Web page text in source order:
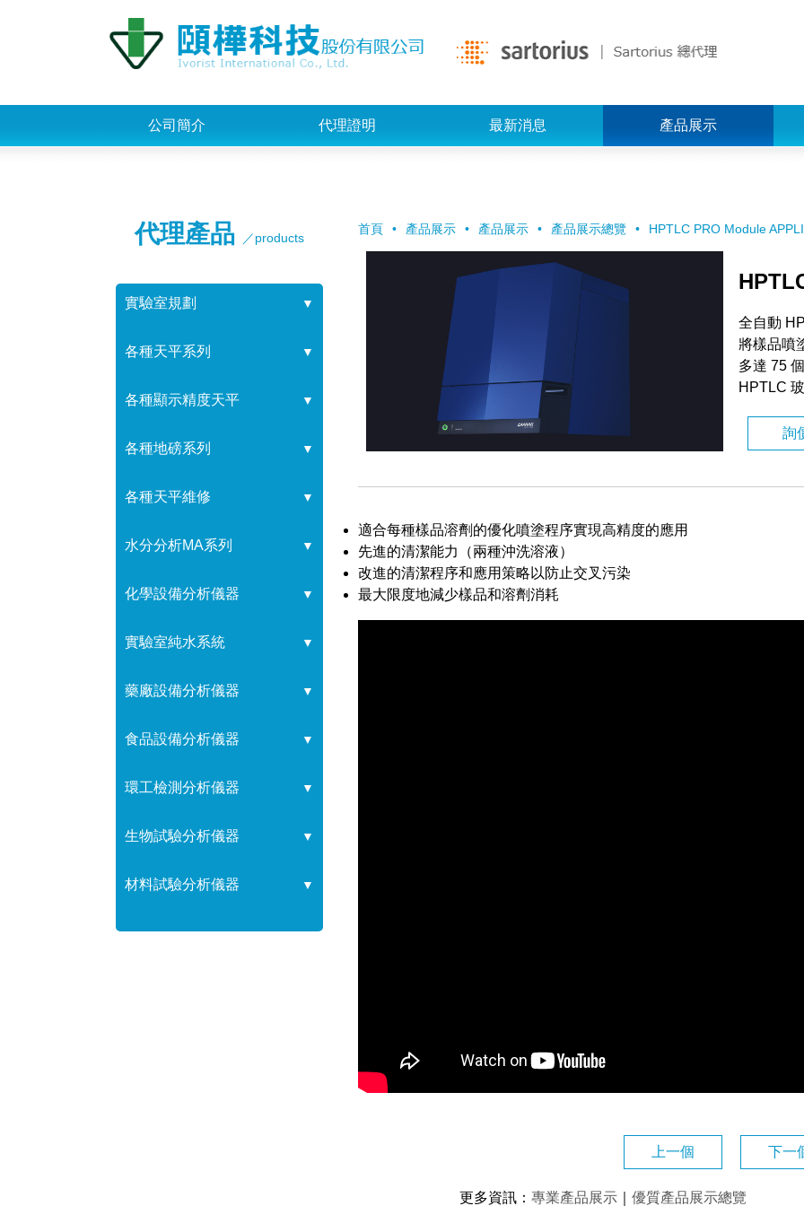
公司簡介 代理證明 最新消息 產品展示
代理產品 ／products
實驗室規劃 ▼
各種天平系列 ▼
各種顯示精度天平 ▼
各種地磅系列 ▼
各種天平維修 ▼
水分分析MA系列 ▼
化學設備分析儀器 ▼
實驗室純水系統 ▼
藥廠設備分析儀器 ▼
食品設備分析儀器 ▼
環工檢測分析儀器 ▼
生物試驗分析儀器 ▼
材料試驗分析儀器 ▼
首頁 產品展示 產品展示 產品展示總覽 HPTLC PRO Module
全自動
將樣品噴
多達 75
HPTLC
詢
適合每種樣品溶劑的優化噴塗程序實現高精度的應用
先進的清潔能力（兩種沖洗溶液）
改進的清潔程序和應用策略以防止交叉污染
最大限度地減少樣品和溶劑消耗
上一個 下一
更多資訊 ： 專業產品展示 優質產品展示總覽